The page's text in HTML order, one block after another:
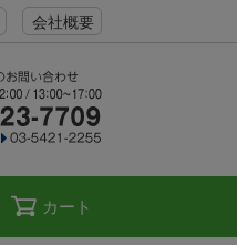
会社概要
カート